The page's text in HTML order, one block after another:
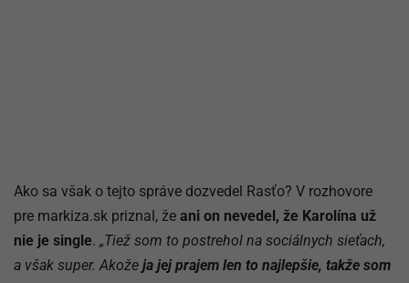
Ako sa však o tejto správe dozvedel Rasťo? V rozhovore
pre markiza.sk priznal, že ani on nevedel, že Karolína už
nie je single. „Tiež som to postrehol na sociálnych sieťach,
a však super. Akože ja jej prajem len to najlepšie, takže som